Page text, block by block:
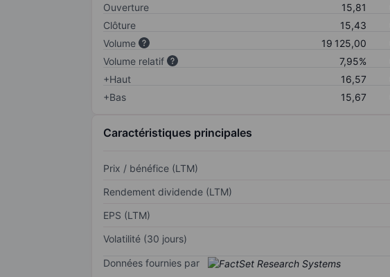
Ouverture
15,81
Clôture
15,43
Volume
19 125,00
Volume relatif
7,95%
+Haut
16,57
+Bas
15,67
Caractéristiques principales
Prix / bénéfice (LTM)
Rendement dividende (LTM)
EPS (LTM)
Volatilité (30 jours)
Données fournies par